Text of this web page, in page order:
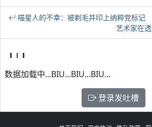
喵星人的不幸：被剃毛并印上纳粹党标记
艺术家在
数据加载中...BIU...BIU...BIU...
登录发吐槽